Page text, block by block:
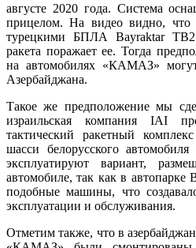
августе 2020 года. Система
прицелом. На видео видно, что
турецкими БПЛА Bayraktar
ракета поражает ее. Тогда
на автомобилях «КАМАЗ»
Азербайджана.
Такое же предположение мы
израильская компания IAI
тактический ракетный
шасси белорусского
эксплуатируют вариант,
автомобиле, так как в
подобные машины, что
эксплуатации и обслуживания.
Отметим также, что в